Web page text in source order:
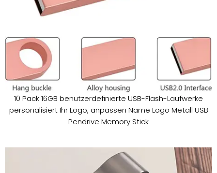
10 Pack 16GB benutzerdefinierte USB-Flash-Laufwerke
personalisiert Ihr Logo, anpassen Name Logo Metall USB
Pendrive Memory Stick